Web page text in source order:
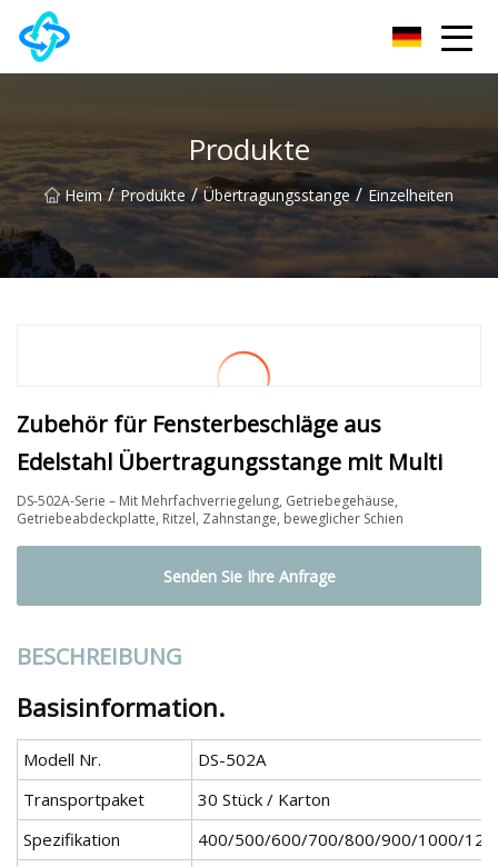
Produkte
Heim / Produkte / Übertragungsstange / Einzelheiten
Zubehör für Fensterbeschläge aus
Edelstahl Übertragungsstange mit Multi
DS-502A-Serie – Mit Mehrfachverriegelung, Getriebegehäuse,
Getriebeabdeckplatte, Ritzel, Zahnstange, beweglicher Schien
Senden Sie Ihre Anfrage
BESCHREIBUNG
Basisinformation.
Modell Nr.
DS-502A
Transportpaket
30 Stück / Karton
Spezifikation
400/500/600/700/800/900/1000/